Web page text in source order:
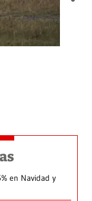
en Navidad y